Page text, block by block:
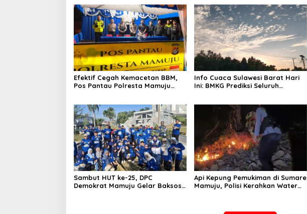
Efektif Cegah Kemacetan BBM,
Pos Pantau Polresta Mamuju
Info Cuaca Sulawesi Barat Hari
Ini: BMKG Prediksi Seluruh
Sambut HUT ke-25, DPC
Demokrat Mamuju Gelar Baksos
Api Kepung Pemukiman di Sumare
Mamuju, Polisi Kerahkan Water